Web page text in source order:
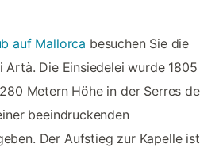
auf Mallorca besuchen Sie die
Artà. Die Einsiedelei wurde 1805
Metern Höhe in der Serres de
beeindruckenden
Der Aufstieg zur Kapelle ist